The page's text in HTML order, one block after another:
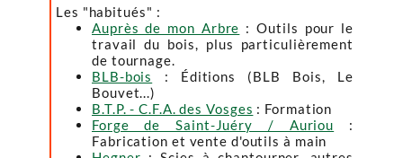
Les "habitués" :
Auprès de mon Arbre : Outils pour le
travail du bois, plus particulièrement
de tournage.
BLB-bois
: Éditions (BLB Bois, Le
Bouvet...)
B.T.P. - C.F.A. des Vosges : Formation
Forge de Saint-Juéry / Auriou :
Fabrication et vente d'outils à main